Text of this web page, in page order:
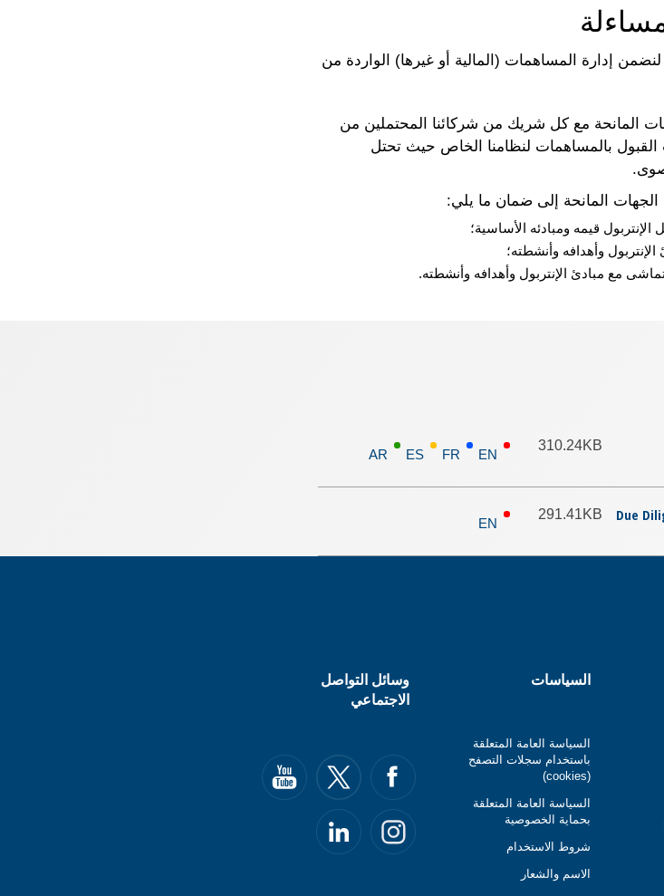
إدارة المساهمات (المالية أو غيرها) الواردة من
المانحة مع كل شريك من شركائنا المحتملين من
بالمساهمات لنظامنا الخاص حيث تحتل
المانحة إلى ضمان ما يلي:
قيمه ومبادئه الأساسية؛
وأهدافه وأنشطته؛
مع مبادئ الإنتربول وأهدافه وأنشطته.
310.24KB
EN
FR
ES
AR
Due
291.41KB
EN
السياسات
السياسة العامة المتعلقة
باستخدام سجلات التصفح
(cookies)
السياسة العامة المتعلقة
بحماية الخصوصية
شروط الاستخدام
الاسم والشعار
وسائل التواصل
الاجتماعي